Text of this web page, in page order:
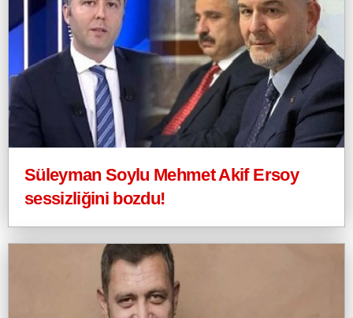
Süleyman Soylu Mehmet Akif Ersoy
sessizliğini bozdu!